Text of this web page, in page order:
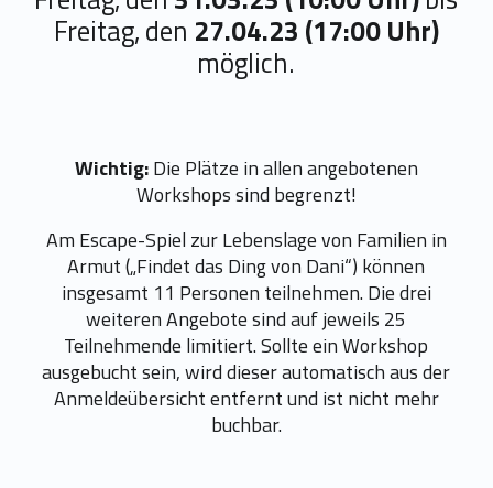
Freitag, den 27.04.23 (17:00 Uhr)
möglich.
Wichtig:Die Plätze in allen angebotenen
Workshops sind begrenzt!
Am Escape-Spiel zur Lebenslage von Familien in
Armut („Findet das Ding von Dani“) können
insgesamt 11 Personen teilnehmen. Die drei
weiteren Angebote sind auf jeweils 25
Teilnehmende limitiert. Sollte ein Workshop
ausgebucht sein, wird dieser automatisch aus der
Anmeldeübersicht entfernt und ist nicht mehr
buchbar.